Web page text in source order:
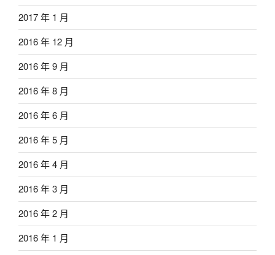
2017 年 1 月
2016 年 12 月
2016 年 9 月
2016 年 8 月
2016 年 6 月
2016 年 5 月
2016 年 4 月
2016 年 3 月
2016 年 2 月
2016 年 1 月